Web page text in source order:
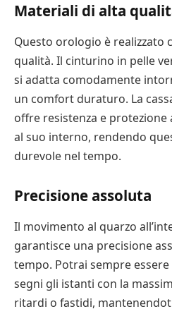
Materiali di alta
Questo orologio è realizzato
qualità. Il cinturino in pelle
si adatta comodamente
un comfort duraturo. La
offre resistenza e
al suo interno, rendendo
durevole nel tempo.
Precisione assoluta
Il movimento al quarzo
garantisce una precisione
tempo. Potrai sempre essere
segni gli istanti con la
ritardi o fastidi,